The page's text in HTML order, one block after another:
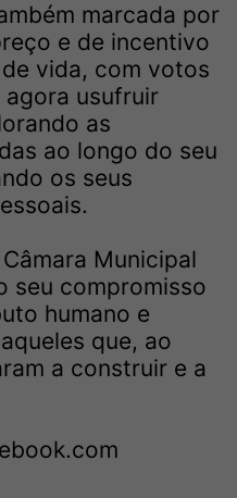
marcada por
e de incentivo
vida, com votos
usufruir
as
ao longo do seu
os seus
Municipal
seu compromisso
humano e
que, ao
a construir e a